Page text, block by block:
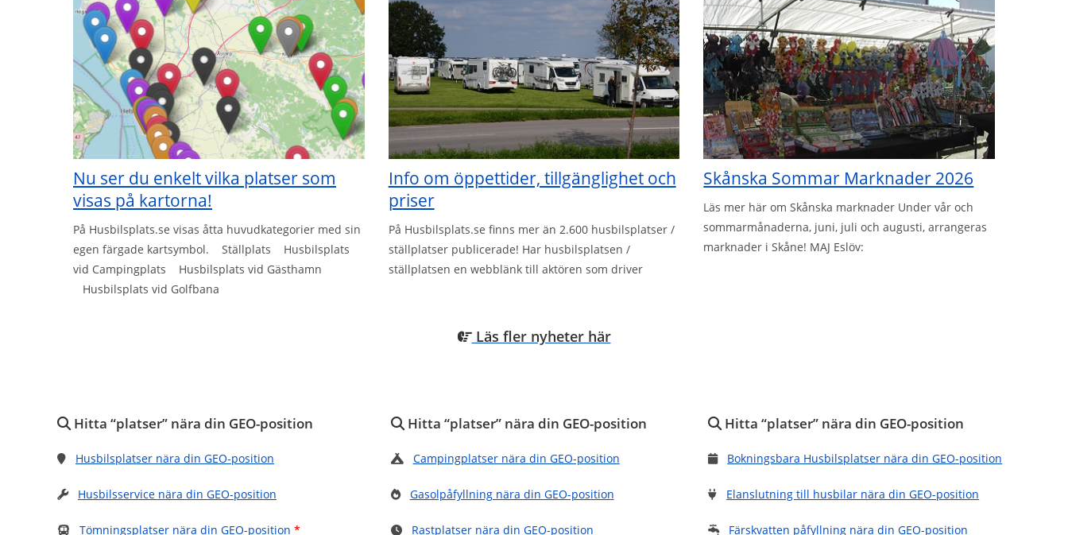
Nu ser du enkelt vilka platser som
visas på kartorna!
På Husbilsplats.se visas åtta huvudkategorier med sin
egen färgade kartsymbol. Ställplats Husbilsplats
vid Campingplats Husbilsplats vid Gästhamn
Husbilsplats vid Golfbana
Info om öppettider, tillgänglighet och
priser
På Husbilsplats.se finns mer än 2.600 husbilsplatser /
ställplatser publicerade! Har husbilsplatsen /
ställplatsen en webblänk till aktören som driver
Skånska Sommar Marknader 2026
Läs mer här om Skånska marknader Under vår och
sommarmånaderna, juni, juli och augusti, arrangeras
marknader i Skåne! MAJ Eslöv:
Läs fler nyheter här
Hitta “platser” nära din GEO-position
Husbilsplatser nära din GEO-position
Husbilsservice nära din GEO-position
Tömningsplatser nära din GEO-position *
Hitta “platser” nära din GEO-position
Campingplatser nära din GEO-position
Gasolpåfyllning nära din GEO-position
Rastplatser nära din GEO-position
Hitta “platser” nära din GEO-position
Bokningsbara Husbilsplatser nära din GEO-position
Elanslutning till husbilar nära din GEO-position
Färskvatten påfyllning nära din GEO-position